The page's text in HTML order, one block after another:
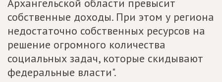
собственные доходы. При этом у региона
недостаточно собственных ресурсов на
решение огромного количества
социальных задач, которые скидывают
федеральные власти".